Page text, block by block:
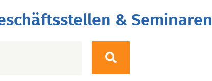
& Seminaren